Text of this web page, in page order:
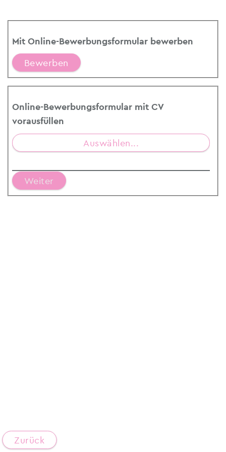
Mit Online-Bewerbungsformular bewerben
Online-Bewerbungsformular mit CV
vorausfüllen